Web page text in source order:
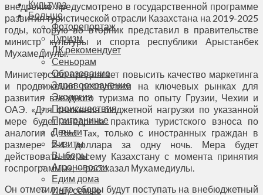
Культура
Больше
Фоторепортаж
Туризм
ЛК рекомендует
Сеньорам
Образование
Здравоохранение
Экология
Происшествия
Приграничье
Деньги
Визиты
Выборы
Агроновости
Едим дома
Ищу семью
внедрение предусмотрено в государственной программе
развития туристической отрасли Казахстана на 2019-2025
годы, которую во вторник представил в правительстве
министр культуры и спорта республики Арыстанбек
Мухамедиулы.
Министерство предлагает повысить качество маркетинга
и продвижения республики на ключевых рынках для
развития въездного туризма по опыту Грузии, Чехии и
ОАЭ. «Для снижения бюджетной нагрузки по указанной
мере будет внедрена практика туристского взноса по
аналогии с Bed Tax, только с иностранных граждан в
размере 2-4 доллара за одну ночь. Мера будет
действовать по всему Казахстану с момента принятия
госпрограммы», — рассказал Мухамедиулы.
Он отметил, что сборы будут поступать на внебюджетный